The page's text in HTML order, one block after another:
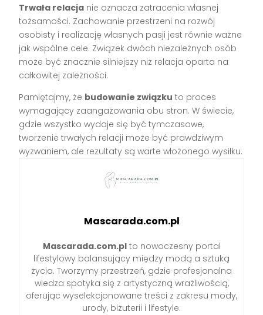
Trwała relacja nie oznacza zatracenia własnej
tożsamości. Zachowanie przestrzeni na rozwój
osobisty i realizację własnych pasji jest równie ważne
jak wspólne cele. Związek dwóch niezależnych osób
może być znacznie silniejszy niż relacja oparta na
całkowitej zależności.
Pamiętajmy, że budowanie związku to proces
wymagający zaangażowania obu stron. W świecie,
gdzie wszystko wydaje się być tymczasowe,
tworzenie trwałych relacji może być prawdziwym
wyzwaniem, ale rezultaty są warte włożonego wysiłku.
Mascarada.com.pl
Mascarada.com.plto nowoczesny portal
lifestylowy balansujący między modą a sztuką
życia. Tworzymy przestrzeń, gdzie profesjonalna
wiedza spotyka się z artystyczną wrażliwością,
oferując wyselekcjonowane treści z zakresu mody,
urody, biżuterii i lifestyle.